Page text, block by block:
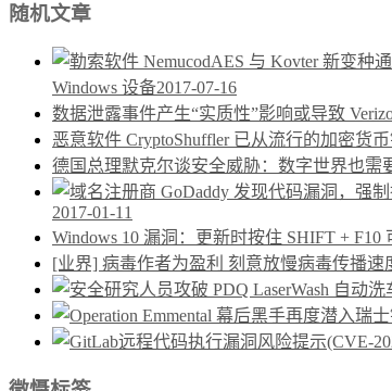
随机文章
Windows 设备2017-07-16
数据泄露事件产生“实质性”影响或导致
恶意软件 CryptoShuffler 已从流行的加密货
德国总理默克尔谈安全威胁：数字世界也需
2017-01-11
Windows 10 漏洞：更新时按住 SHIFT + F10
[业界] 病毒作者为盈利 刻意放慢病毒传播速